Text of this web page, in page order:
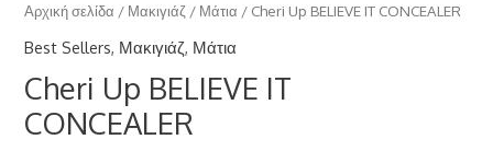
Αρχική σελίδα / Μακιγιάζ / Μάτια / Cheri Up BELIEVE IT CONCEALER
Best Sellers Μακιγιάζ Μάτια
Cheri Up BELIEVE IT
CONCEALER